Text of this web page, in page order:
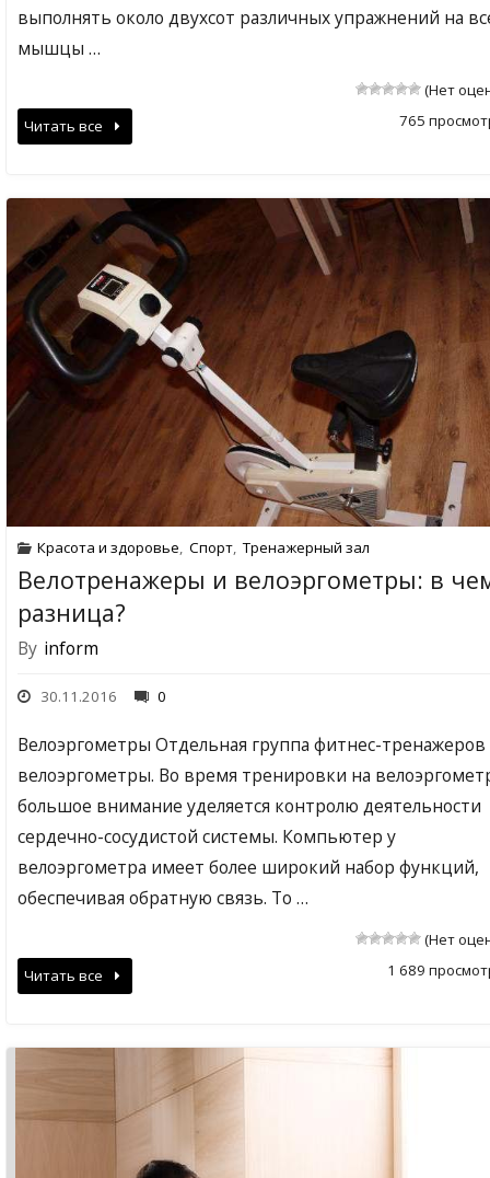
выполнять около двухсот различных упражнений на
мышцы …
(Нет
765
Читать все
Красота и здоровье, Спорт, Тренажерный зал
Велотренажеры и велоэргометры: в
разница?
By inform
30.11.2016 0
Велоэргометры Отдельная группа фитнес-
велоэргометры. Во время тренировки на
большое внимание уделяется контролю деятельности
сердечно-сосудистой системы. Компьютер у
велоэргометра имеет более широкий набор функций,
обеспечивая обратную связь. То …
(Нет
1 689
Читать все